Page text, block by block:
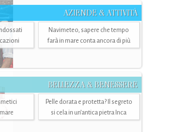
AZIENDE & ATTIVITÀ
Navimeteo, sapere che tempo
farà in mare conta ancora di più
BELLEZZA & BENESSERE
Pelle dorata e protetta? Il segreto
si cela in un’antica pietra Inca